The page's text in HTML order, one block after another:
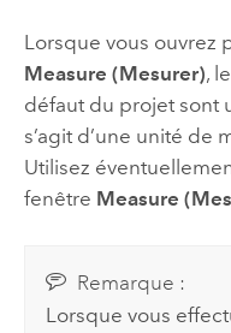
Lorsque vous ouvrez
Measure (Mesurer),
défaut du projet sont
s’agit d’une unité de
Utilisez
fenêtre Measure
Remarque :
Lorsque vous